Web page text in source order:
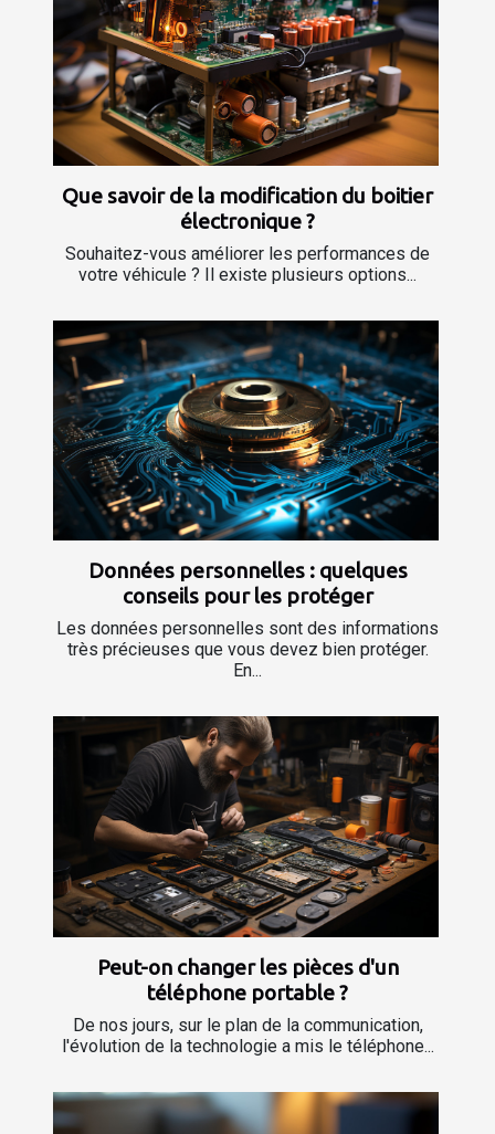
Que savoir de la modification du boitier
électronique ?
Souhaitez-vous améliorer les performances de
votre véhicule ? Il existe plusieurs options...
Données personnelles : quelques
conseils pour les protéger
Les données personnelles sont des informations
très précieuses que vous devez bien protéger.
En...
Peut-on changer les pièces d'un
téléphone portable ?
De nos jours, sur le plan de la communication,
l'évolution de la technologie a mis le téléphone...